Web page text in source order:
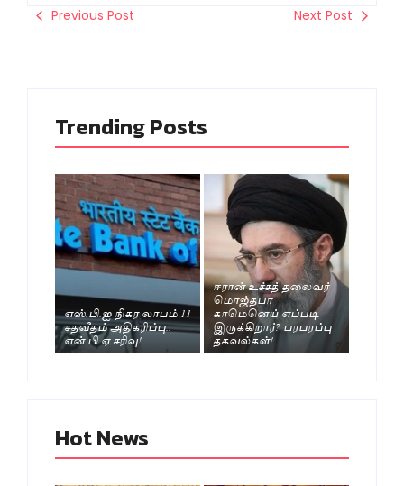
Previous Post Next Post
Trending Posts
எஸ்.பி.ஐ நிகர லாபம் 11
சதவீதம் அதிகரிப்பு..
என்.பி.ஏ சரிவு!
ஈரான் உச்சத் தலைவர்
மொஜ்தபா
காமெனெய் எப்படி
இருக்கிறார்? பரபரப்பு
தகவல்கள்!
Hot News